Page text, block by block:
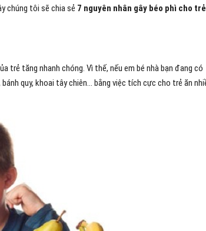
chúng tôi sẽ chia sẻ 7 nguyên nhân gây béo phì cho trẻ
trẻ tăng nhanh chóng. Vì thế, nếu em bé nhà bạn đang có
quy, khoai tây chiên… bằng việc tích cực cho trẻ ăn